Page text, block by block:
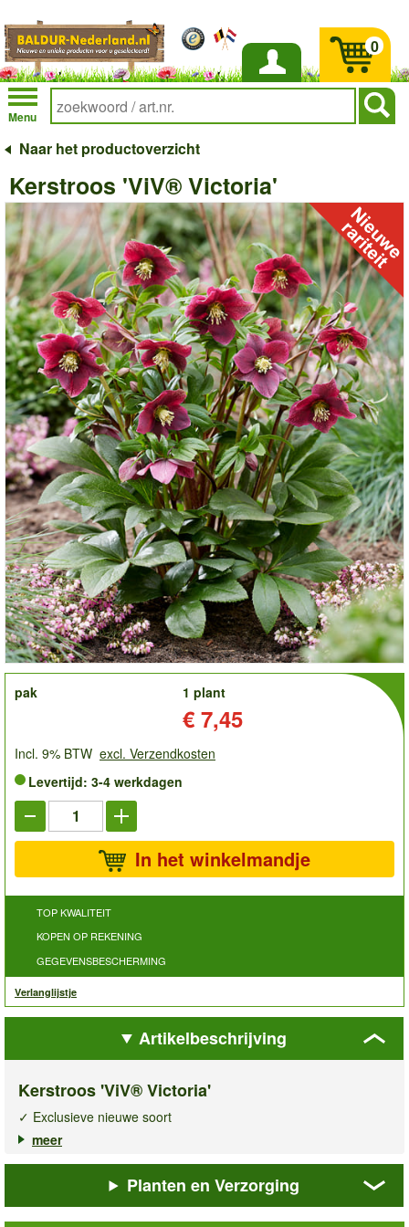
Inloggen
Menu
0
Naar het productoverzicht
Kerstroos 'ViV® Victoria'
order
pak
1 plant
€ 7,45
Incl. 9% BTW excl. Verzendkosten
Levertijd: 3-4 werkdagen
In het winkelmandje
TOP KWALITEIT
KOPEN OP REKENING
GEGEVENSBESCHERMING
Verlanglijstje
Artikelbeschrijving
Kerstroos 'ViV® Victoria'
✓ Exclusieve nieuwe soort
✓ Maandenlange winterbloei
kerstroos ViV® Victoria, een exclusieve nieuwe
soort die uw wintertuin tot leven brengt. Met haar
weelderige, bordeauxrode bloemen fleurt ze maandenlang de
meer
Planten en Verzorging